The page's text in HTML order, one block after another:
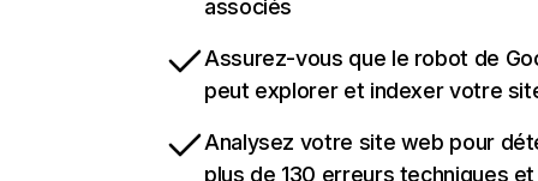
associés
Assurez-vous que le robot de
peut explorer et indexer votre
Analysez votre site web pour
plus de 130 erreurs techniques et